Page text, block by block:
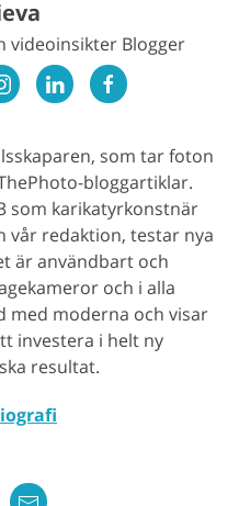
videoinsikter Blogger
som tar foton
bloggartiklar.
som karikatyrkonstnär
vår redaktion, testar nya
är användbart och
och i alla
med moderna och visar
investera i helt ny
resultat.